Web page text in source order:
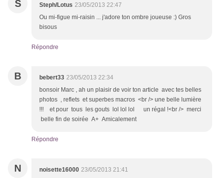
S Steph/Lotus 23/05/2013 22:47
Ou mi-figue mi-raisin ... j'adore ton ombre joueuse :) Gros
bisous
Répondre
B bebert33 23/05/2013 22:34
bonsoir Marc , ah un plaisir de voir ton article avec tes belles
photos , reflets et superbes macros <br /> une belle lumière
!!! et pour tous les gouts lol lol lol un régal !<br /> merci
belle fin de soirée A+ Amicalement
Répondre
N noisette16000 23/05/2013 21:41